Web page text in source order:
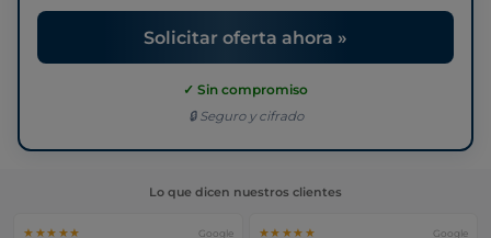
Solicitar oferta ahora »
✓ Sin compromiso
🔒 Seguro y cifrado
Lo que dicen nuestros clientes
★★★★★ Google ★★★★★ Google